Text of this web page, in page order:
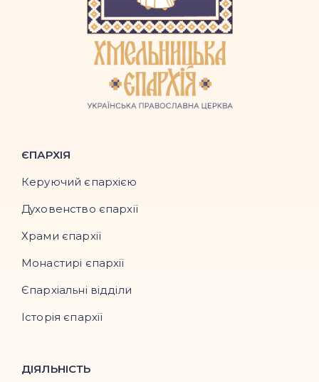
ЄПАРХІЯ
Керуючий єпархією
Духовенство єпархії
Храми єпархії
Монастирі єпархії
Єпархіальні відділи
Історія єпархії
ДІЯЛЬНІСТЬ